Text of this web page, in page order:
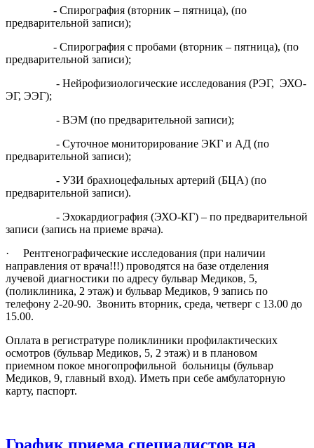
- Спирография (вторник – пятница), (по
предварительной записи);
- Спирография с пробами (вторник – пятница), (по
предварительной записи);
- Нейрофизиологические исследования (РЭГ, ЭХО-
ЭГ, ЭЭГ);
- ВЭМ (по предварительной записи);
- Суточное мониторирование ЭКГ и АД (по
предварительной записи);
- УЗИ брахиоцефальных артерий (БЦА) (по
предварительной записи).
- Эхокардиография (ЭХО-КГ) – по предварительной
записи (запись на приеме врача).
· Рентгенографические исследования (при наличии
направления от врача!!!) проводятся на базе отделения
лучевой диагностики по адресу бульвар Медиков, 5,
(поликлиника, 2 этаж) и бульвар Медиков, 9 запись по
телефону 2-20-90. Звонить вторник, среда, четверг с 13.00 до
15.00.
Оплата в регистратуре поликлиники профилактических
осмотров (бульвар Медиков, 5, 2 этаж) и в плановом
приемном покое многопрофильной больницы (бульвар
Медиков, 9, главный вход). Иметь при себе амбулаторную
карту, паспорт.